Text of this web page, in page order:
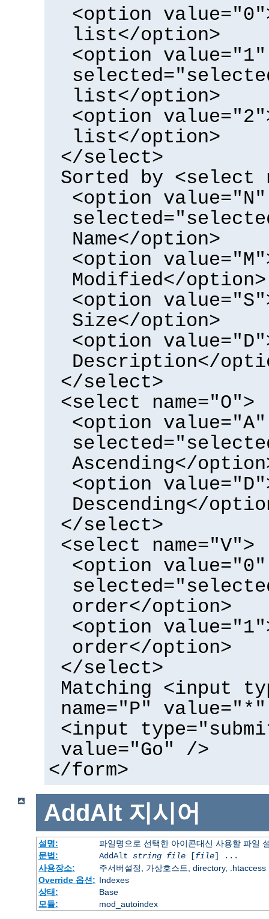
<option
list</option>
<option value="1"
list</option>
<option
list</option>
</select>
Sorted by <select
<option value="N"
Name</option>
<option
Modified</option>
<option
Size</option>
<option
Description</
</select>
<select name="O">
<option value="A"
Ascending</
<option
Descending</
</select>
<select name="V">
<option value="0"
order</option>
<option
order</option>
</select>
Matching <input
name="P"
<input
value="Go" />
</form>
AddAlt 지시어
설명:
파일명으로 선택한 아이콘대신 사용할 파일
문법:
AddAlt string file[file] ...
사용장소:
주서버설정, 가상호스트, directory, .htaccess
Override 옵션: Indexes
상태:
Base
모듈:
mod_autoindex